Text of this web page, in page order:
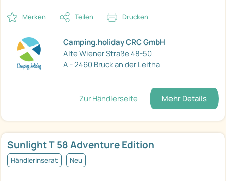
Merken Teilen Drucken
Camping.holiday CRC GmbH
Alte Wiener Straße 48-50
A - 2460 Bruck an der Leitha
Zur Händlerseite Mehr Details
Sunlight T 58 Adventure Edition
Händlerinserat Neu